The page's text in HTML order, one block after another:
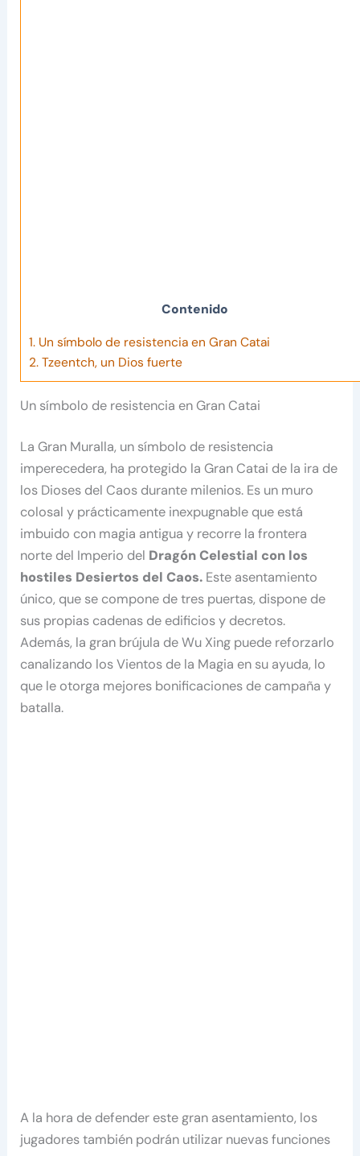
Contenido
1. Un símbolo de resistencia en Gran Catai
2. Tzeentch, un Dios fuerte
Un símbolo de resistencia en Gran Catai
La Gran Muralla, un símbolo de resistencia
imperecedera, ha protegido la Gran Catai de la ira de
los Dioses del Caos durante milenios. Es un muro
colosal y prácticamente inexpugnable que está
imbuido con magia antigua y recorre la frontera
norte del Imperio del Dragón Celestial con los
hostiles Desiertos del Caos. Este asentamiento
único, que se compone de tres puertas, dispone de
sus propias cadenas de edificios y decretos.
Además, la gran brújula de Wu Xing puede reforzarlo
canalizando los Vientos de la Magia en su ayuda, lo
que le otorga mejores bonificaciones de campaña y
batalla.
A la hora de defender este gran asentamiento, los
jugadores también podrán utilizar nuevas funciones